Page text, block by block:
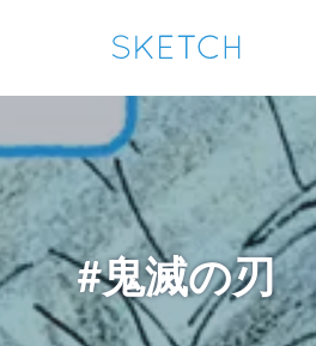
プライパシーポリシー を改定しました
pixiv Sketchアプリでさらに快適に！
アプリで開く アプリをインストー
#鬼滅の刃